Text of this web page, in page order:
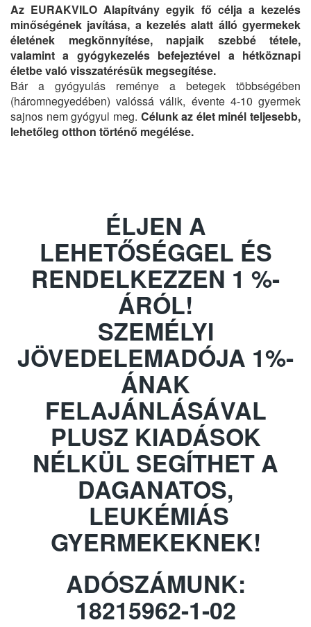
Az EURAKVILO Alapítvány egyik fő célja a kezelés
minőségének javítása, a kezelés alatt álló gyermekek
életének megkönnyítése, napjaik szebbé tétele,
valamint a gyógykezelés befejeztével a hétköznapi
életbe való visszatérésük megsegítése.
Bár a gyógyulás reménye a betegek többségében
(háromnegyedében) valóssá válik, évente 4-10 gyermek
sajnos nem gyógyul meg. Célunk az élet minél teljesebb,
lehetőleg otthon történő megélése.
ÉLJEN A
LEHETŐSÉGGEL ÉS
RENDELKEZZEN 1 %-
ÁRÓL!
SZEMÉLYI
JÖVEDELEMADÓJA 1%-
ÁNAK
FELAJÁNLÁSÁVAL
PLUSZ KIADÁSOK
NÉLKÜL SEGÍTHET A
DAGANATOS,
LEUKÉMIÁS
GYERMEKEKNEK!
ADÓSZÁMUNK:
18215962-1-02